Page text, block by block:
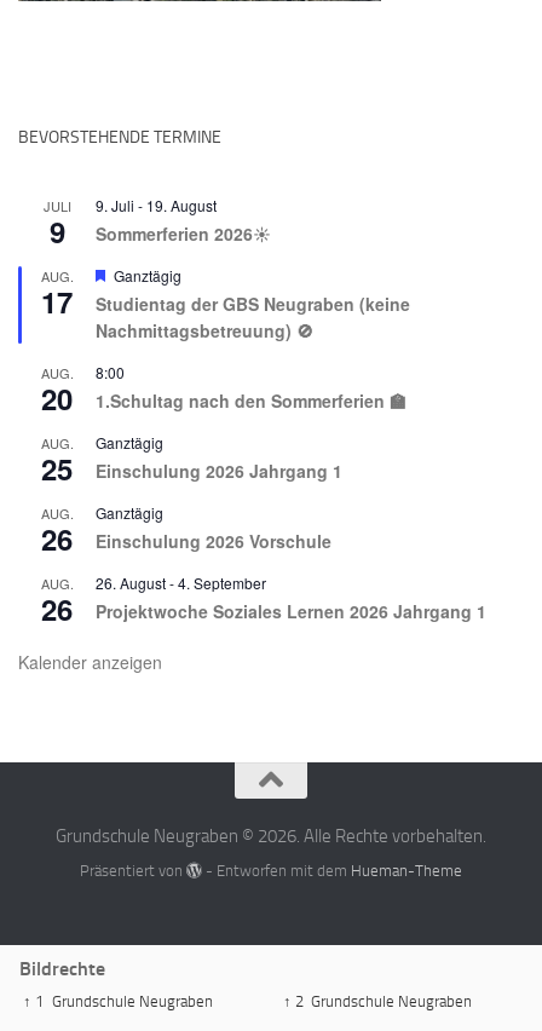
BEVORSTEHENDE TERMINE
JULI
9
9. Juli - 19. August
Sommerferien 2026☀️
AUG.
17
Hervorgehoben
Ganztägig
Studientag der GBS Neugraben (keine
Nachmittagsbetreuung) 🚫
AUG.
20
8:00
1.Schultag nach den Sommerferien 🏫
AUG.
25
Ganztägig
Einschulung 2026 Jahrgang 1
AUG.
26
Ganztägig
Einschulung 2026 Vorschule
AUG.
26
26. August-4. September
Projektwoche Soziales Lernen 2026 Jahrgang 1
Kalender anzeigen
Grundschule Neugraben © 2026. Alle Rechte vorbehalten.
Präsentiert von - Entworfen mit dem Hueman-Theme
Bildrechte
↑ 1 Grundschule Neugraben ↑ 2 Grundschule Neugraben